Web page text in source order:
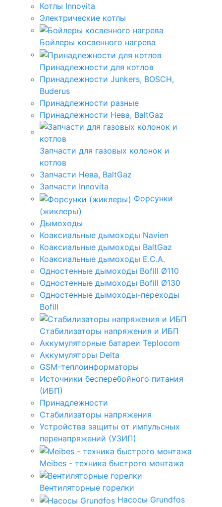
Котлы Innovita
Электрические котлы
Бойлеры косвенного нагрева
Принадлежности для котлов
Принадлежности Junkers, BOSCH,
Buderus
Принадлежности разные
Принадлежности Нева, BaltGaz
Запчасти для газовых колонок и
котлов
Запчасти Нева, BaltGaz
Запчасти Innovita
Форсунки
(жиклеры)
Дымоходы
Коаксиальные дымоходы Navien
Коаксиальные дымоходы BaltGaz
Коаксиальные дымоходы E.C.A.
Одностенные дымоходы Bofill Ø110
Одностенные дымоходы Bofill Ø130
Одностенные дымоходы-переходы
Bofill
Стабилизаторы напряжения и ИБП
Аккумуляторные батареи Teplocom
Аккумуляторы Delta
GSM-теплоинформаторы
Источники бесперебойного питания
(ИБП)
Принадлежности
Стабилизаторы напряжения
Устройства защиты от импульсных
перенапряжений (УЗИП)
Meibes - техника быстрого монтажа
Вентиляторные горелки
Насосы Grundfos